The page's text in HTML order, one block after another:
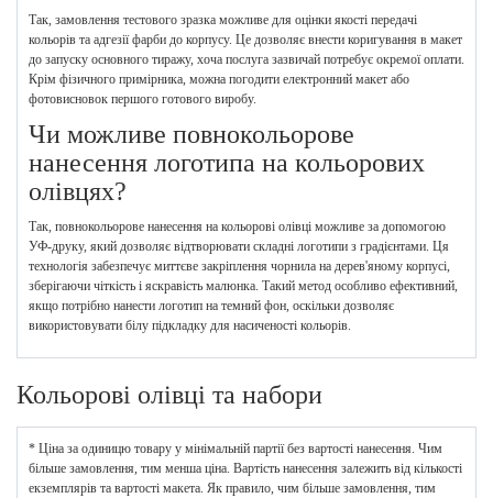
Так, замовлення тестового зразка можливе для оцінки якості передачі
кольорів та адгезії фарби до корпусу. Це дозволяє внести коригування в макет
до запуску основного тиражу, хоча послуга зазвичай потребує окремої оплати.
Крім фізичного примірника, можна погодити електронний макет або
фотовисновок першого готового виробу.
Чи можливе повнокольорове
нанесення логотипа на кольорових
олівцях?
Так, повнокольорове нанесення на кольорові олівці можливе за допомогою
УФ-друку, який дозволяє відтворювати складні логотипи з градієнтами. Ця
технологія забезпечує миттєве закріплення чорнила на дерев'яному корпусі,
зберігаючи чіткість і яскравість малюнка. Такий метод особливо ефективний,
якщо потрібно нанести логотип на темний фон, оскільки дозволяє
використовувати білу підкладку для насиченості кольорів.
Кольорові олівці та набори
* Ціна за одиницю товару у мінімальній партії без вартості нанесення. Чим
більше замовлення, тим менша ціна. Вартість нанесення залежить від кількості
екземплярів та вартості макета. Як правило, чим більше замовлення, тим